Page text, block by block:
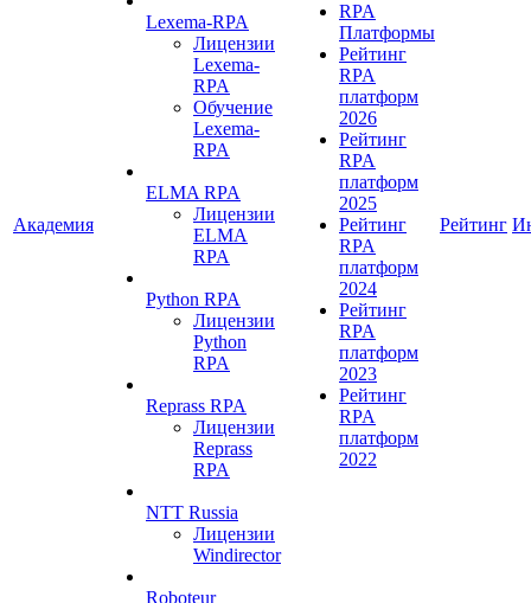
Академия
Lexema-RPA
Лицензии
Lexema-
RPA
Обучение
Lexema-
RPA
ELMA RPA
Лицензии
ELMA
RPA
Python RPA
Лицензии
Python
RPA
Reprass RPA
Лицензии
Reprass
RPA
NTT Russia
Лицензии
Windirector
Roboteur
RPA
Платформы
Рейтинг
RPA
платформ
2026
Рейтинг
RPA
платформ
2025
Рейтинг
RPA
платформ
2024
Рейтинг
RPA
платформ
2023
Рейтинг
RPA
платформ
2022
Рейтинг